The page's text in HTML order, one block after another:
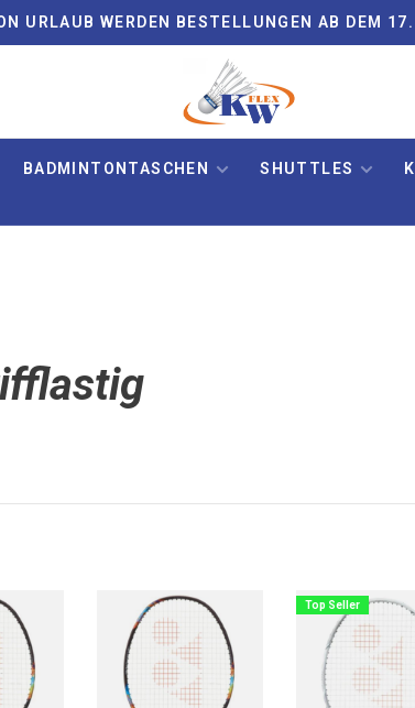
URLAUB WERDEN BESTELLUNGEN AB DEM
BADMINTONTASCHEN SHUTTLES
Top Seller